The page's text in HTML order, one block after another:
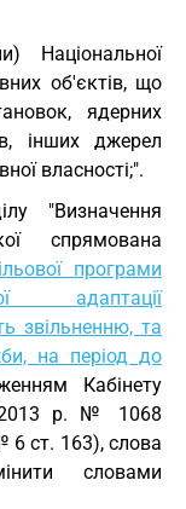
Національної
об'єктів, що
ядерних
інших джерел
власності;".
"Визначення
спрямована
програми
адаптації
звільненню, та
на період до
Кабінету
2013 р. № 1068
6 ст. 163), слова
словами